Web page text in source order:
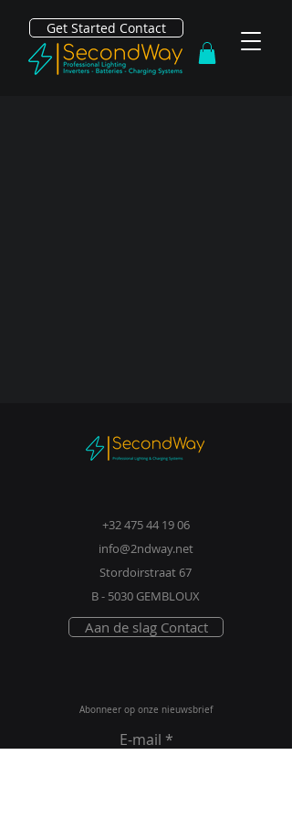
Get Started Contact
+32 475 44 19 06
info@2ndway.net
Stordoirstraat 67
B - 5030 GEMBLOUX
Aan de slag Contact
Abonneer op onze nieuwsbrief
E-mail